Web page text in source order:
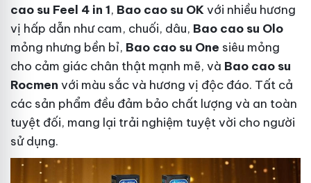
cao su Feel 4 in 1, Bao cao su OKvới nhiều hương
vị hấp dẫn như cam, chuối, dâu, Bao cao su Olo
mỏng nhưng bền bỉ, Bao cao su One siêu mỏng
cho cảm giác chân thật mạnh mẽ, và Bao cao su
Rocmen với màu sắc và hương vị độc đáo. Tất cả
các sản phẩm đều đảm bảo chất lượng và an toàn
tuyệt đối, mang lại trải nghiệm tuyệt vời cho người
sử dụng.